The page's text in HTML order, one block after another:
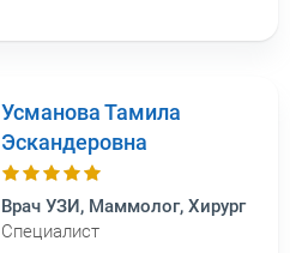
Усманова Тамила
Эскандеровна
Врач УЗИ, Маммолог, Хирург
Специалист